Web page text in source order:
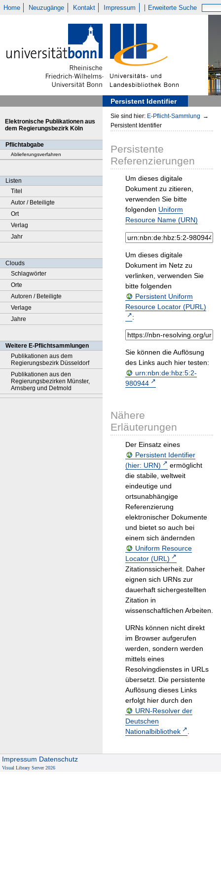
Home Neuzugänge Kontakt Impressum Erweiterte Suche
Persistent Identifier
Elektronische Publikationen aus
dem Regierungsbezirk Köln
Pflichtabgabe
Ablieferungsverfahren
Listen
Titel
Autor / Beteiligte
Ort
Verlag
Jahr
Clouds
Schlagwörter
Orte
Autoren / Beteiligte
Verlage
Jahre
Weitere E-Pflichtsammlungen
Publikationen aus dem
Regierungsbezirk Düsseldorf
Publikationen aus den
Regierungsbezirken Münster,
Arnsberg und Detmold
Sie sind hier: E-Pflicht-Sammlung →
Persistent Identifier
Persistente
Referenzierungen
Um dieses digitale
Dokument zu zitieren,
verwenden Sie bitte
folgenden Uniform
Resource Name (URN)
Um dieses digitale
Dokument im Netz zu
verlinken, verwenden Sie
bitte folgenden
Persistent Uniform
Resource Locator (PURL)
:
Sie können die Auflösung
des Links auch hier testen:
urn:nbn:de:hbz:5:2-
980944
Nähere
Erläuterungen
Der Einsatz eines
Persistent Identifier
(hier: URN)
ermöglicht
die stabile, weltweit
eindeutige und
ortsunabhängige
Referenzierung
elektronischer Dokumente
und bietet so auch bei
einem sich ändernden
Uniform Resource
Locator (URL)
Zitationssicherheit. Daher
eignen sich URNs zur
dauerhaft sichergestellten
Zitation in
wissenschaftlichen Arbeiten.
URNs können nicht direkt
im Browser aufgerufen
werden, sondern werden
mittels eines
Resolvingdienstes in URLs
übersetzt. Die persistente
Auflösung dieses Links
erfolgt hier durch den
URN-Resolver der
Deutschen
Nationalbibliothek
.
Impressum Datenschutz
Visual Library Server 2026